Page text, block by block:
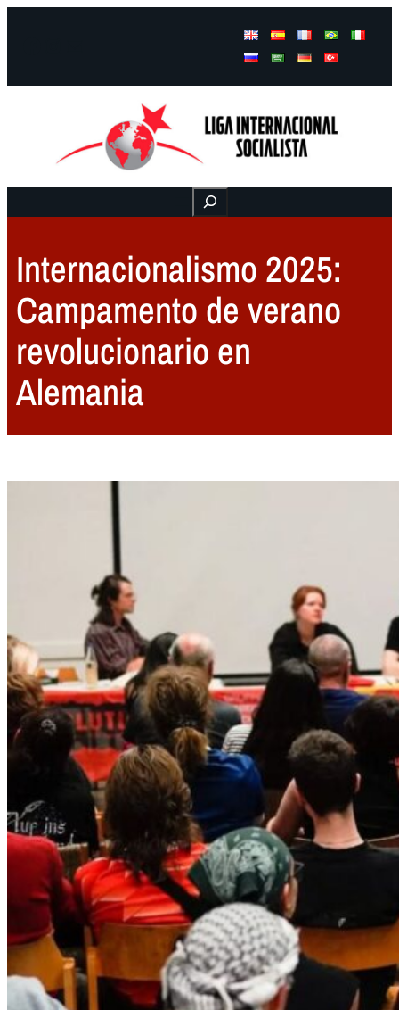
Buscar
Internacionalismo 2025:
Campamento de verano
revolucionario en
Alemania